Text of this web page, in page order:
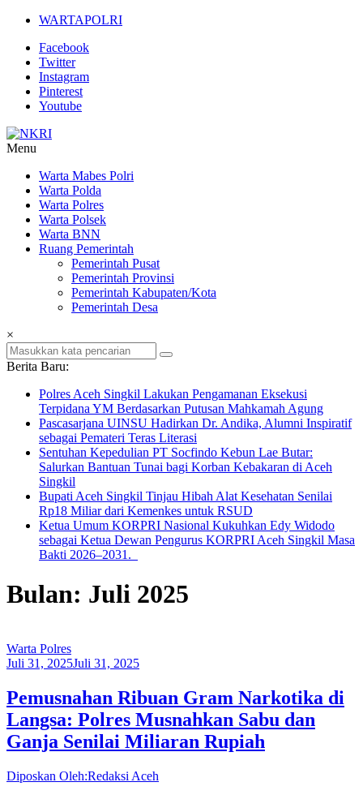
Lompat
konten
WARTAPOLRI
Facebook
Twitter
Instagram
Pinterest
Youtube
Jurnalisme
Positif
Menu
Warta Mabes Polri
Warta Polda
Warta Polres
Warta Polsek
Warta BNN
Ruang Pemerintah
Pemerintah Pusat
Pemerintah Provinsi
Pemerintah Kabupaten/Kota
Pemerintah Desa
×
Berita Baru:
Polres Aceh Singkil Lakukan Pengamanan Eksekusi
Terpidana YM Berdasarkan Putusan Mahkamah Agung
Pascasarjana UINSU Hadirkan Dr. Andika, Alumni Inspiratif
sebagai Pemateri Teras Literasi
Sentuhan Kepedulian PT Socfindo Kebun Lae Butar:
Salurkan Bantuan Tunai bagi Korban Kebakaran di Aceh
Singkil
Bupati Aceh Singkil Tinjau Hibah Alat Kesehatan Senilai
Rp18 Miliar dari Kemenkes untuk RSUD
Ketua Umum KORPRI Nasional Kukuhkan Edy Widodo
sebagai Ketua Dewan Pengurus KORPRI Aceh Singkil Masa
Bakti 2026–2031.
Bulan: Juli 2025
Warta Polres
Juli 31, 2025Juli 31, 2025
Pemusnahan Ribuan Gram Narkotika di
Langsa: Polres Musnahkan Sabu dan
Ganja Senilai Miliaran Rupiah
Diposkan Oleh:Redaksi Aceh